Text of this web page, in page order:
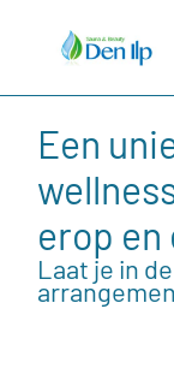
Een
erop en
Laat je in